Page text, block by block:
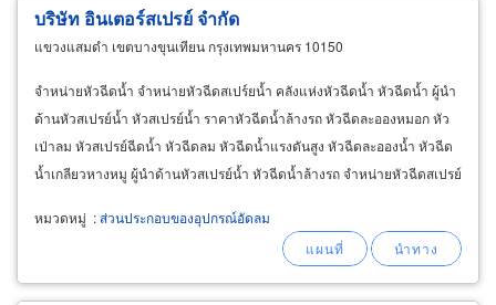
บริษัท อินเตอร์สเปรย์ จำกัด
แขวงแสมดำ เขตบางขุนเทียน กรุงเทพมหานคร 10150
จำหน่ายหัวฉีดน้ำ จำหน่ายหัวฉีดสเปร์ยน้ำ คลังแห่งหัวฉีดน้ำ หัวฉีดน้ำ ผู้นำ
ด้านหัวสเปรย์น้ำ หัวสเปรย์น้ำ ราคาหัวฉีดน้ำล้างรถ หัวฉีดละอองหมอก หัว
เป่าลม หัวสเปรย์ฉีดน้ำ หัวฉีดลม หัวฉีดน้ำแรงดันสูง หัวฉีดละอองน้ำ หัวฉีด
น้ำเกลียวหางหมู ผู้นำด้านหัวสเปรย์น้ำ หัวฉีดน้ำล้างรถ จำหน่ายหัวฉีดสเปรย์
หมวดหมู่ :ส่วนประกอบของอุปกรณ์อัดลม